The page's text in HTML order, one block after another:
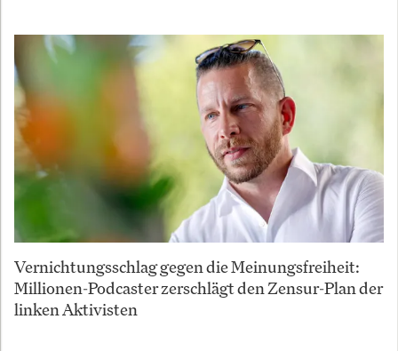
Vernichtungsschlag gegen die Meinungsfreiheit:
Millionen-Podcaster zerschlägt den Zensur-Plan der
linken Aktivisten